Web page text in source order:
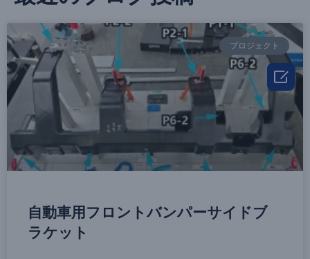
プロジェクト
自動車用フロントバンパーサイドブ
ラケット
